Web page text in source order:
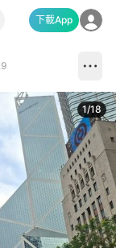
下載App
1/18